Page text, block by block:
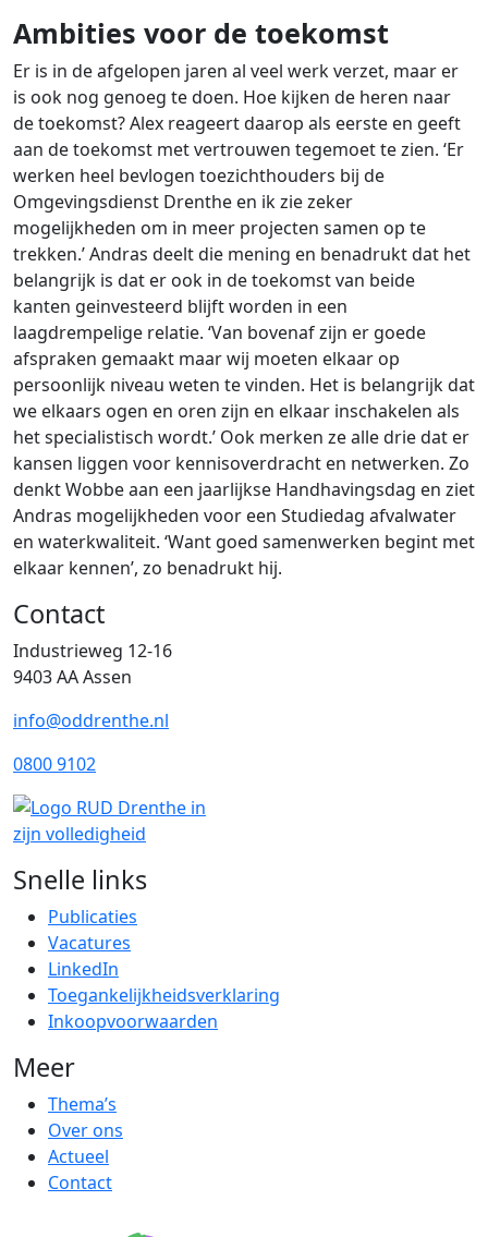
Ambities voor de toekomst
Er is in de afgelopen jaren al veel werk verzet, maar er
is ook nog genoeg te doen. Hoe kijken de heren naar
de toekomst? Alex reageert daarop als eerste en geeft
aan de toekomst met vertrouwen tegemoet te zien. ‘Er
werken heel bevlogen toezichthouders bij de
Omgevingsdienst Drenthe en ik zie zeker
mogelijkheden om in meer projecten samen op te
trekken.’ Andras deelt die mening en benadrukt dat het
belangrijk is dat er ook in de toekomst van beide
kanten geinvesteerd blijft worden in een
laagdrempelige relatie. ‘Van bovenaf zijn er goede
afspraken gemaakt maar wij moeten elkaar op
persoonlijk niveau weten te vinden. Het is belangrijk dat
we elkaars ogen en oren zijn en elkaar inschakelen als
het specialistisch wordt.’ Ook merken ze alle drie dat er
kansen liggen voor kennisoverdracht en netwerken. Zo
denkt Wobbe aan een jaarlijkse Handhavingsdag en ziet
Andras mogelijkheden voor een Studiedag afvalwater
en waterkwaliteit. ‘Want goed samenwerken begint met
elkaar kennen’, zo benadrukt hij.
Contact
Industrieweg 12-16
9403 AA Assen
info@oddrenthe.nl
0800 9102
Snelle links
Publicaties
Vacatures
LinkedIn
Toegankelijkheidsverklaring
Inkoopvoorwaarden
Meer
Thema’s
Over ons
Actueel
Contact